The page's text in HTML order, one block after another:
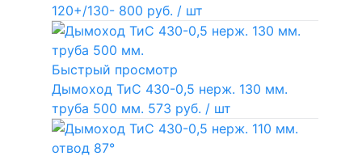
120+/130- 800 руб. / шт
Быстрый просмотр
Дымоход ТиС 430-0,5 нерж. 130 мм.
труба 500 мм. 573 руб. / шт